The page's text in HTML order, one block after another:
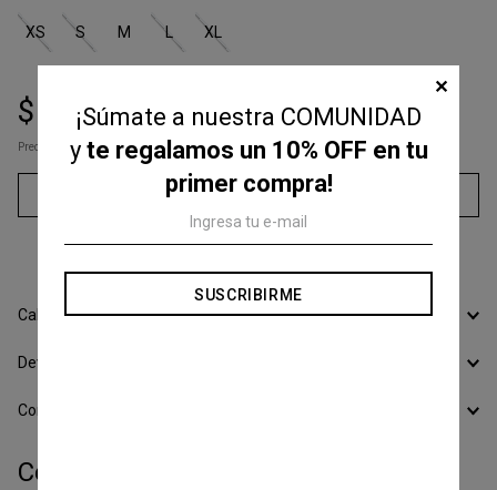
XS S M L XL
$ .500 $ 149.000
Precio s/Imp.Nac $ 61.570,25
Agregar al carrito
3cuotas sin interés de$24.833
Calcular Envío
Devoluciones
Conocer todos los Medios de Pago
Completá tu look:
¡Súmate a nuestra COMUNIDAD
y te regalamos un 10% OFF en tu
primer compra!
SUSCRIBIRME
✕